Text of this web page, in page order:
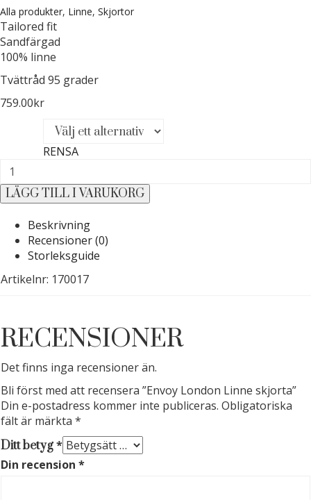
Alla produkter, Linne, Skjortor
Tailored fit
Sandfärgad
100% linne
Tvättråd 95 grader
759.00kr
RENSA
Envoy
London
Linne
mängd
LÄGG TILL I VARUKORG
Beskrivning
Recensioner (0)
Storleksguide
Artikelnr: 170017
RECENSIONER
Det finns inga recensioner än.
Bli först med att recensera ”Envoy London Linne skjorta”
Din e-postadress kommer inte publiceras. Obligatoriska
fält är märkta *
Ditt betyg*
Din recension *